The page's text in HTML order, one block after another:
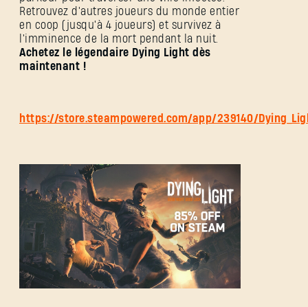
Retrouvez d'autres joueurs du monde entier
en coop (jusqu'à 4 joueurs) et survivez à
l'imminence de la mort pendant la nuit.
Achetez le légendaire Dying Light dès
maintenant !
https://store.steampowered.com/app/239140/
SE CONNECTER
Adresse e-mail